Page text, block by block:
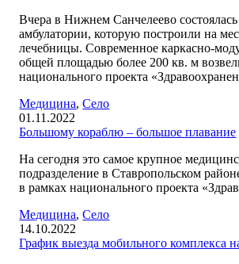
Вчера в Нижнем Санчелеево
амбулатории, которую построили на
лечебницы. Современное каркасно-
общей площадью более 200 кв. м
национального проекта
Медицина,Село
01.11.2022
Большому кораблю – большое плавание
На сегодня это самое крупное
подразделение в Ставропольском
в рамках национального проекта
Медицина,Село
14.10.2022
График выезда мобильного комплекса